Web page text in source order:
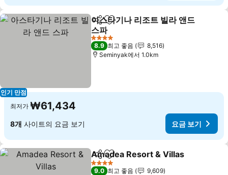
인기 만점
공유 즐겨찾기에 추가
아스타기나 리조트 빌라 앤드
스파
요금 보기
4 성급
8.9 최고 좋음
8,516
Seminyak에서 1.0km
최저가 ₩61,434
8개 사이트의 요금 보기 요금 보기
공유 즐겨찾기에 추가
Amadea Resort & Villas
4 성급
9.0 최고 좋음
9,609